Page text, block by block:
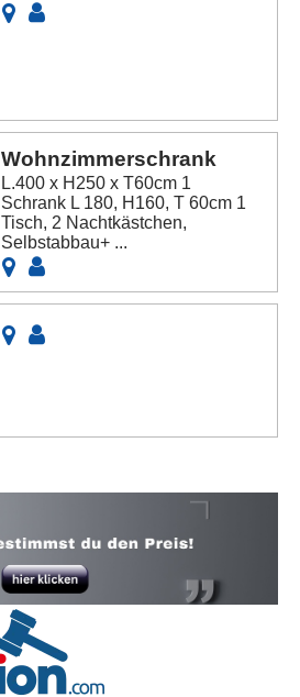
Wohnzimmerschrank
L.400 x H250 x T60cm 1
Schrank L 180, H160, T 60cm 1
Tisch, 2 Nachtkästchen,
Selbstabbau+ ...